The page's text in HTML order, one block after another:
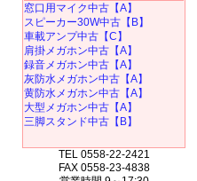
窓口用マイク中古【A】
スピーカー30W中古【B】
車載アンプ中古【C】
肩掛メガホン中古【A】
録音メガホン中古【A】
灰防水メガホン中古【A】
黄防水メガホン中古【A】
大型メガホン中古【A】
三脚スタンド中古【B】
TEL 0558-22-2421
FAX 0558-23-4838